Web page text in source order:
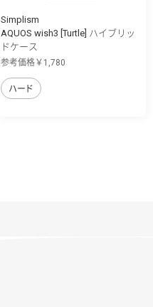
Simplism
AQUOS wish3 [Turtle] ハイブリッ
ドケース
参考価格￥1,780
ハード